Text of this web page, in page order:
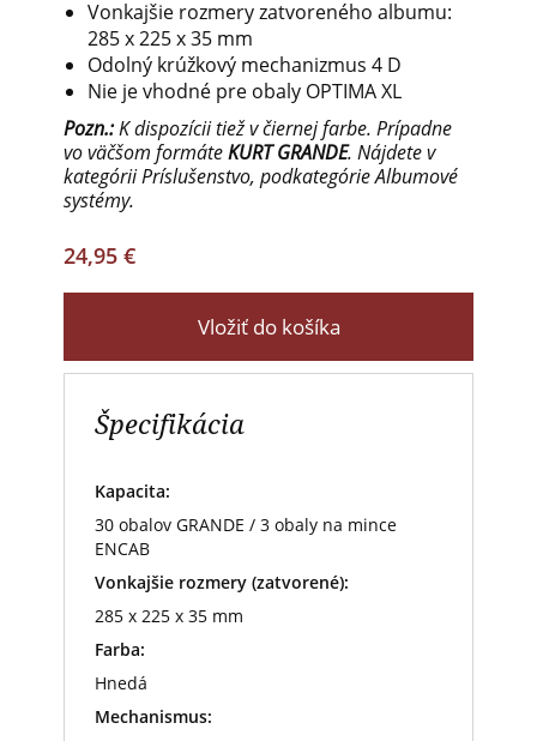
Vonkajšie rozmery zatvoreného albumu:
285 x 225 x 35 mm
Odolný krúžkový mechanizmus 4 D
Nie je vhodné pre obaly OPTIMA XL
Pozn.:K dispozícii tiež v čiernej farbe. Prípadne
vo väčšom formáteKURT GRANDE. Nájdete v
kategórii Príslušenstvo, podkategórie Albumové
systémy.
24,95 €
Vložiť do košíka
Špecifikácia
Kapacita:
30 obalov GRANDE / 3 obaly na mince
ENCAB
Vonkajšie rozmery (zatvorené):
285 x 225 x 35 mm
Farba:
Hnedá
Mechanismus: